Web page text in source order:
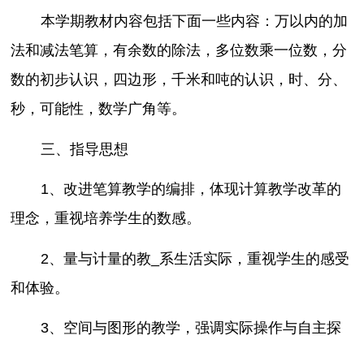
本学期教材内容包括下面一些内容：万以内的加
法和减法笔算，有余数的除法，多位数乘一位数，分
数的初步认识，四边形，千米和吨的认识，时、分、
秒，可能性，数学广角等。
三、指导思想
1、改进笔算教学的编排，体现计算教学改革的
理念，重视培养学生的数感。
2、量与计量的教_系生活实际，重视学生的感受
和体验。
3、空间与图形的教学，强调实际操作与自主探